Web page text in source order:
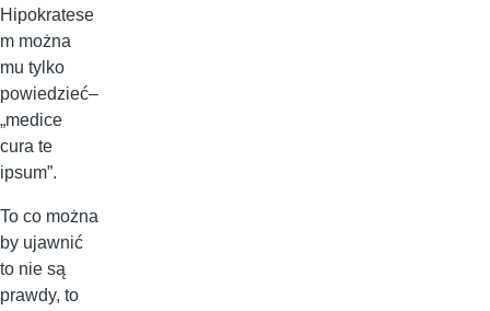
Hipokratese
m można
mu tylko
powiedzieć–
„medice
cura te
ipsum”.
To co można
by ujawnić
to nie są
prawdy, to